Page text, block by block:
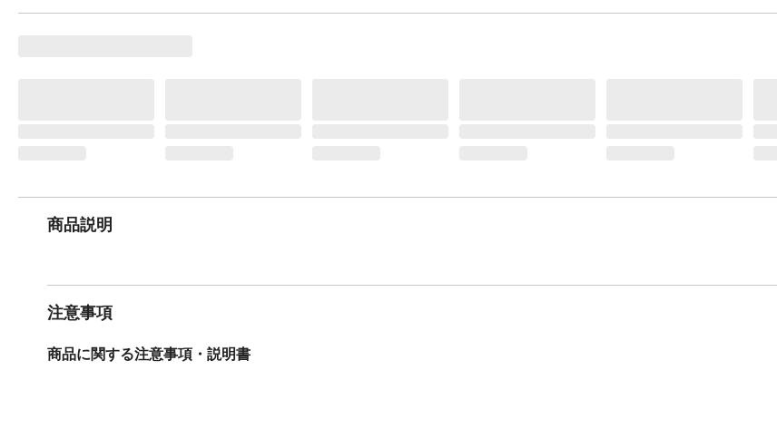
商品説明
注意事項
商品に関する注意事項・説明書